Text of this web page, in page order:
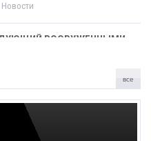
Новости
ВООРУЖЕННЫМИ
все